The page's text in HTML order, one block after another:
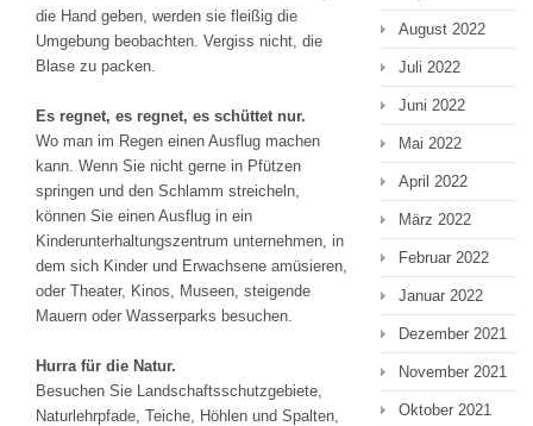
die Hand geben, werden sie fleißig die
Umgebung beobachten. Vergiss nicht, die
Blase zu packen.
Es regnet, es regnet, es schüttet nur.
Wo man im Regen einen Ausflug machen
kann. Wenn Sie nicht gerne in Pfützen
springen und den Schlamm streicheln,
können Sie einen Ausflug in ein
Kinderunterhaltungszentrum unternehmen, in
dem sich Kinder und Erwachsene amüsieren,
oder Theater, Kinos, Museen, steigende
Mauern oder Wasserparks besuchen.
Hurra für die Natur.
Besuchen Sie Landschaftsschutzgebiete,
Naturlehrpfade, Teiche, Höhlen und Spalten,
August 2022
Juli 2022
Juni 2022
Mai 2022
April 2022
März 2022
Februar 2022
Januar 2022
Dezember 2021
November 2021
Oktober 2021